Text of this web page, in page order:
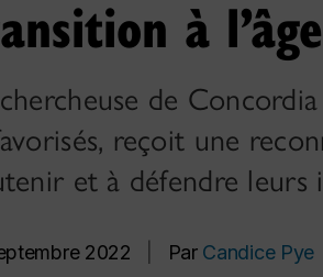
à
de
reçoit une
et à défendre leurs
2022 Par Candice Pye